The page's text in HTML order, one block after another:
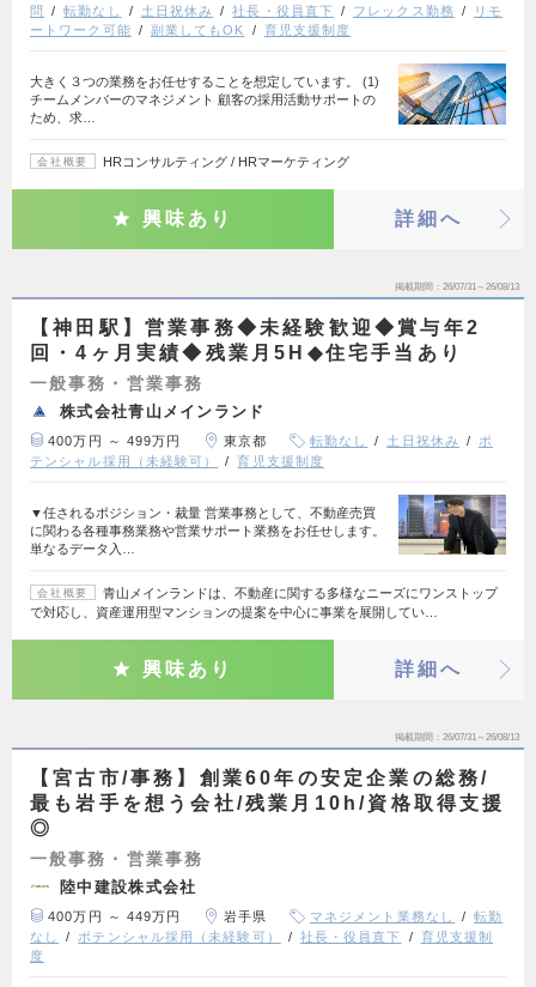
問 転勤なし 土日祝休み 社長・役員直下 フレックス勤務
リモ
ートワーク可能
副業してもOK 育児支援制度
大きく３つの業務をお任せすることを想定しています。 (1)
チームメンバーのマネジメント 顧客の採用活動サポートの
ため、求…
会社概要 HRコンサルティング / HRマーケティング
興味あり 詳細へ
掲載期間 26/07/31～26/08/13
【神田駅】営業事務◆未経験歓迎◆賞与年2
回・4ヶ月実績◆残業月5H◆住宅手当あり
一般事務・営業事務
株式会社青山メインランド
400万円 ～ 499万円 東京都 転勤なし 土日祝休み
ポ
テンシャル採用（未経験可）
育児支援制度
▼任されるポジション・裁量 営業事務として、不動産売買
に関わる各種事務業務や営業サポート業務をお任せします。
単なるデータ入…
会社概要
青山メインランドは、不動産に関する多様なニーズにワンストップ
で対応し、資産運用型マンションの提案を中心に事業を展開してい…
興味あり 詳細へ
掲載期間 26/07/31～26/08/13
【宮古市/事務】創業60年の安定企業の総務/
最も岩手を想う会社/残業月10h/資格取得支援
◎
一般事務・営業事務
陸中建設株式会社
400万円 ～ 449万円 岩手県 マネジメント業務なし
転勤
なし
ポテンシャル採用（未経験可） 社長・役員直下
育児支援制
度